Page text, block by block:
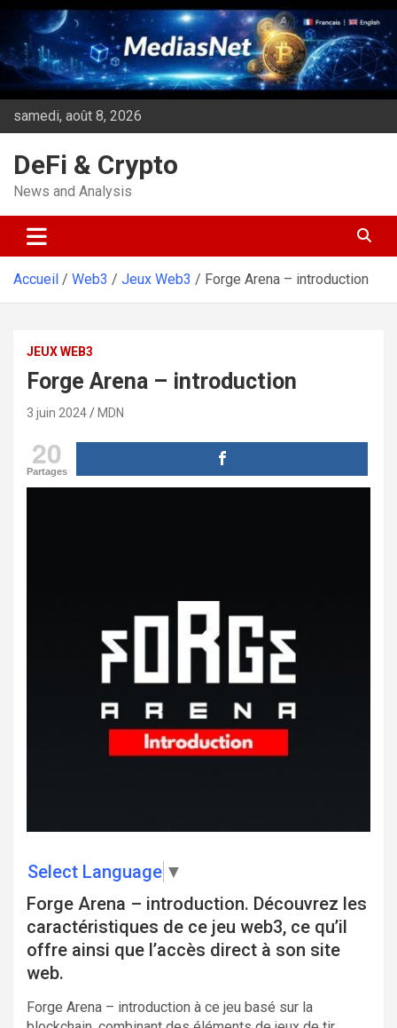
Aller
contenu
samedi, août 8, 2026
DeFi & Crypto
News and Analysis
Accueil Web3 Jeux Web3 Forge Arena – introduction
JEUX WEB3
Forge Arena – introduction
3 juin 2024 MDN
20
Partages
Select Language ▼
Forge Arena – introduction. Découvrez les
caractéristiques de ce jeu web3, ce qu’il
offre ainsi que l’accès direct à son site
web.
Forge Arena – introduction à ce jeu basé sur la